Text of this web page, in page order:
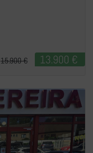
13.900 €
15.900 €